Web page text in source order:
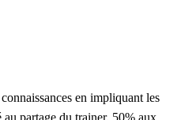
en impliquant les
au partage du trainer, 50% aux